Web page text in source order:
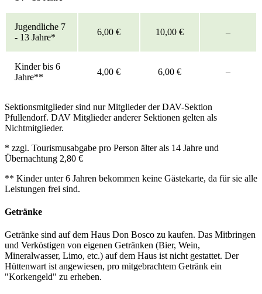
Jugendliche 7
- 13 Jahre*
6,00 € 10,00 € –
Kinder bis 6
Jahre**
4,00 € 6,00 € –
Sektionsmitglieder sind nur Mitglieder der DAV-Sektion
Pfullendorf. DAV Mitglieder anderer Sektionen gelten als
Nichtmitglieder.
* zzgl. Tourismusabgabe pro Person älter als 14 Jahre und
Übernachtung 2,80 €
** Kinder unter 6 Jahren bekommen keine Gästekarte, da für sie alle
Leistungen frei sind.
Getränke
Getränke sind auf dem Haus Don Bosco zu kaufen. Das Mitbringen
und Verköstigen von eigenen Getränken (Bier, Wein,
Mineralwasser, Limo, etc.) auf dem Haus ist nicht gestattet. Der
Hüttenwart ist angewiesen, pro mitgebrachtem Getränk ein
"Korkengeld" zu erheben.